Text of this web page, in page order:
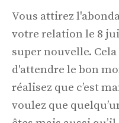
Vous attirez
votre relation le 8
super nouvelle.
d'attendre le bon
réalisez que c’est
voulez que